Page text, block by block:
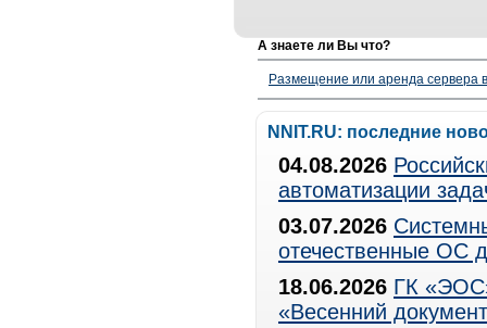
А знаете ли Вы что?
Размещение или аренда сервера
NNIT.RU: последние
04.08.2026
автоматизации
03.07.2026
отечественные ОС
18.06.2026 ГК
«Весенний